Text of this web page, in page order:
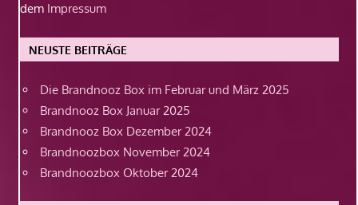
dem Impressum
NEUSTE BEITRÄGE
Die Brandnooz Box im Februar und März 2025
Brandnooz Box Januar 2025
Brandnooz Box Dezember 2024
Brandnoozbox November 2024
Brandnoozbox Oktober 2024